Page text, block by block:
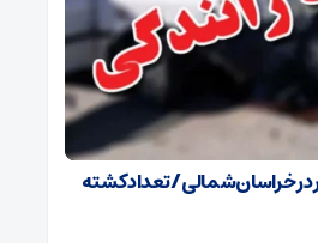
در خراسان‌شمالی/ تعداد کشته